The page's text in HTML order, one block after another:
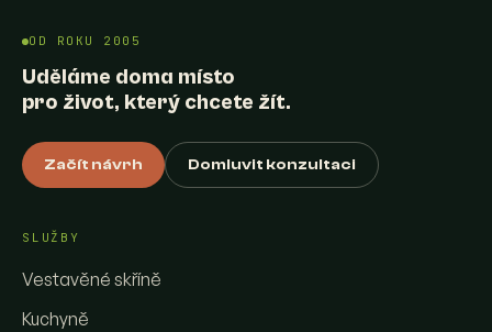
OD ROKU 2005
Uděláme doma místo
pro život, který chcete žít.
Začít návrh Domluvit konzultaci
SLUŽBY
Vestavěné skříně
Kuchyně